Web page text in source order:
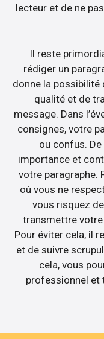
lecteur et de ne
Il reste
rédiger un
donne la possibilité
qualité et de
message. Dans
consignes, votre
ou confus.
importance et
votre paragraphe.
où vous ne
vous risquez
transmettre votre
Pour éviter cela, il
et de suivre
cela, vous
professionnel et